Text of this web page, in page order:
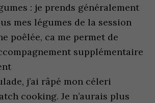
: je prends généralement
mes légumes de la session
poêlée, ca me permet de
supplémentaire
j’ai râpé mon céleri
cooking. Je n’aurais plus